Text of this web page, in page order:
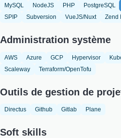
MySQL
NodeJS PHP PostgreSQL
SPIP
Subversion VueJS/Nuxt Zend
Administration système
AWS Azure GCP Hypervisor
Scaleway
Terraform/OpenTofu
Outils de gestion de
Directus Github Gitlab Plane
Soft skills